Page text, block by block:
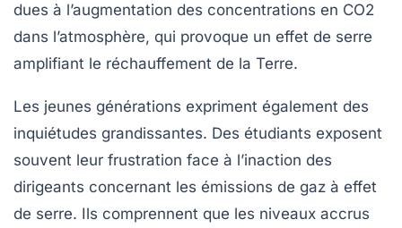
dues à l’augmentation des concentrations en CO2
dans l’atmosphère, qui provoque un effet de serre
amplifiant le réchauffement de la Terre.
Les jeunes générations expriment également des
inquiétudes grandissantes. Des étudiants exposent
souvent leur frustration face à l’inaction des
dirigeants concernant les émissions de gaz à effet
de serre. Ils comprennent que les niveaux accrus